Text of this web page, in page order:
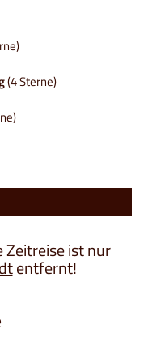
(4 Sterne)
Zeitreise ist nur
entfernt!